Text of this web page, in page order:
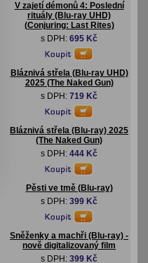
V zajetí démonů 4: Poslední
rituály (Blu-ray UHD)
(Conjuring: Last Rites)
s DPH: 695 Kč
Bláznivá střela (Blu-ray UHD)
2025 (The Naked Gun)
s DPH: 719 Kč
Bláznivá střela (Blu-ray) 2025
(The Naked Gun)
s DPH: 444 Kč
Pěsti ve tmě (Blu-ray)
s DPH: 399 Kč
Sněženky a machři (Blu-ray) -
nově digitalizovaný film
s DPH: 399 Kč